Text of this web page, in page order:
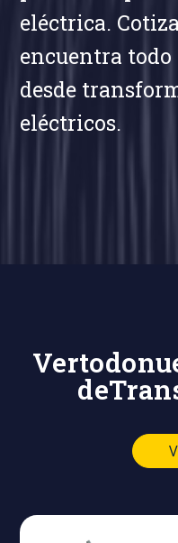
Buscar
eléctrica.
encuentra todo
desde
eléctricos.
Vertodo
de